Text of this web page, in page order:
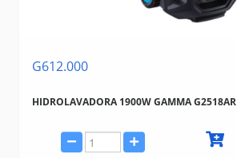
G612.000
HIDROLAVADORA 1900W GAMMA G2518AR